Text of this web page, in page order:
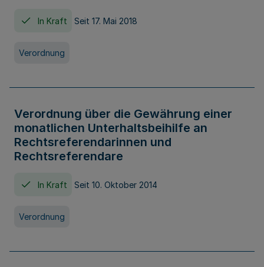
In Kraft Seit 17. Mai 2018
Verordnung
Verordnung über die Gewährung einer
monatlichen Unterhaltsbeihilfe an
Rechtsreferendarinnen und
Rechtsreferendare
In Kraft Seit 10. Oktober 2014
Verordnung